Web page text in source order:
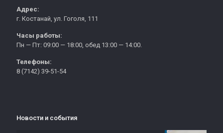
Адрес:
г. Костанай, ул. Гоголя, 111
Часы работы:
Пн — Пт: 09:00 — 18:00, обед 13:00 — 14:00.
Телефоны:
8 (7142) 39-51-54
Новости и события